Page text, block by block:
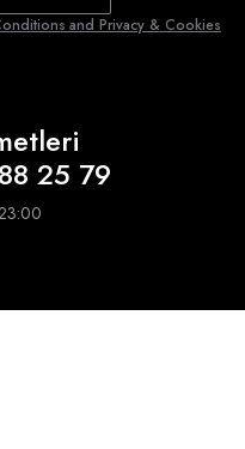
and Privacy & Cookies
25 79